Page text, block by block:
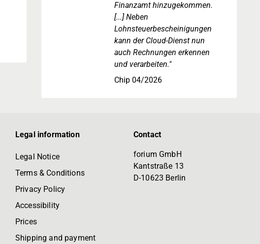
Finanzamt hinzugekommen.
[...] Neben
Lohnsteuerbescheinigungen
kann der Cloud-Dienst nun
auch Rechnungen erkennen
und verarbeiten."
Chip 04/2026
Legal information
Legal Notice
Terms & Conditions
Privacy Policy
Accessibility
Prices
Shipping and payment
Contact
forium GmbH
Kantstraße 13
D-10623 Berlin